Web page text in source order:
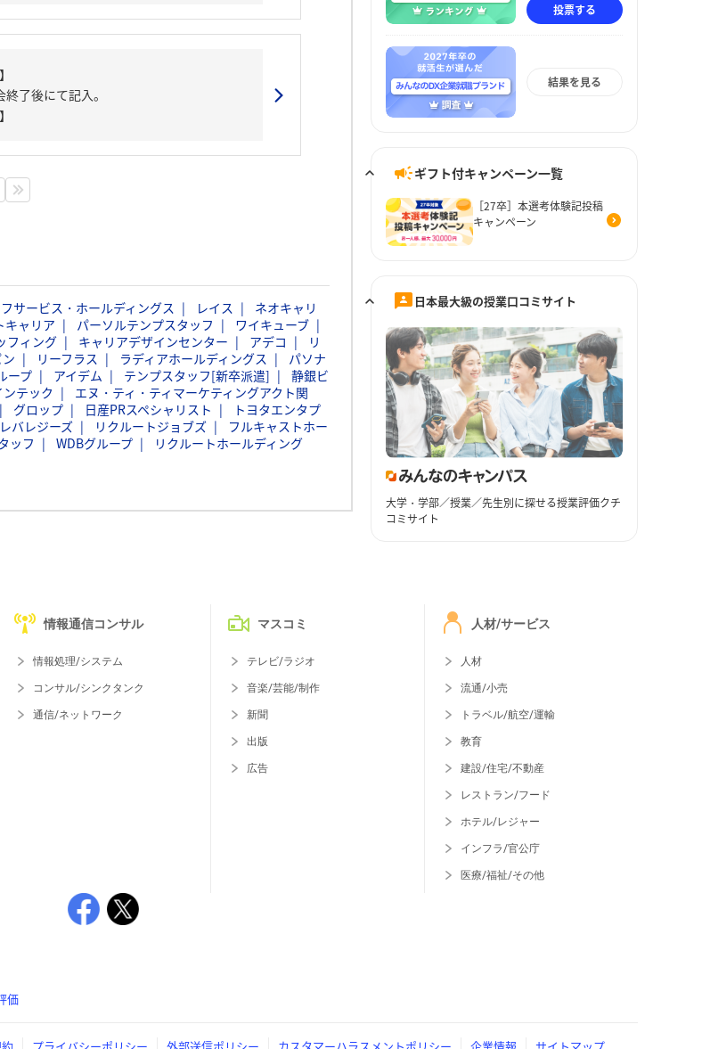
終了後にて記入。
サービス・ホールディングス レイス
ネオキャリ
キャリア パーソルテンプスタッフ
ワイキューブ
フィング キャリアデザインセンター アデコ
リ
リーフラス ラディアホールディングス
パソナ
ープ アイデム テンプスタッフ[新卒派遣]
静銀ビ
テック
エヌ・ティ・ティマーケティングアクト関
グロップ 日産PRスペシャリスト
トヨタエンタプ
レバレジーズ リクルートジョブズ
フルキャストホー
ッフ WDBグループ
リクルートホールディング
投票する
結果を見る
ギフト付キャンペーン一覧
［27卒］本選考体験記投稿
キャンペーン
日本最大級の授業口コミサイト
大学・学部／授業／先生別に探せる授業評価クチ
コミサイト
情報通信コンサル
情報処理/システム
コンサル/シンクタンク
通信/ネットワーク
マスコミ
テレビ/ラジオ
音楽/芸能/制作
新聞
出版
広告
人材/サービス
人材
流通/小売
トラベル/航空/運輸
教育
建設/住宅/不動産
レストラン/フード
ホテル/レジャー
インフラ/官公庁
医療/福祉/その他
価